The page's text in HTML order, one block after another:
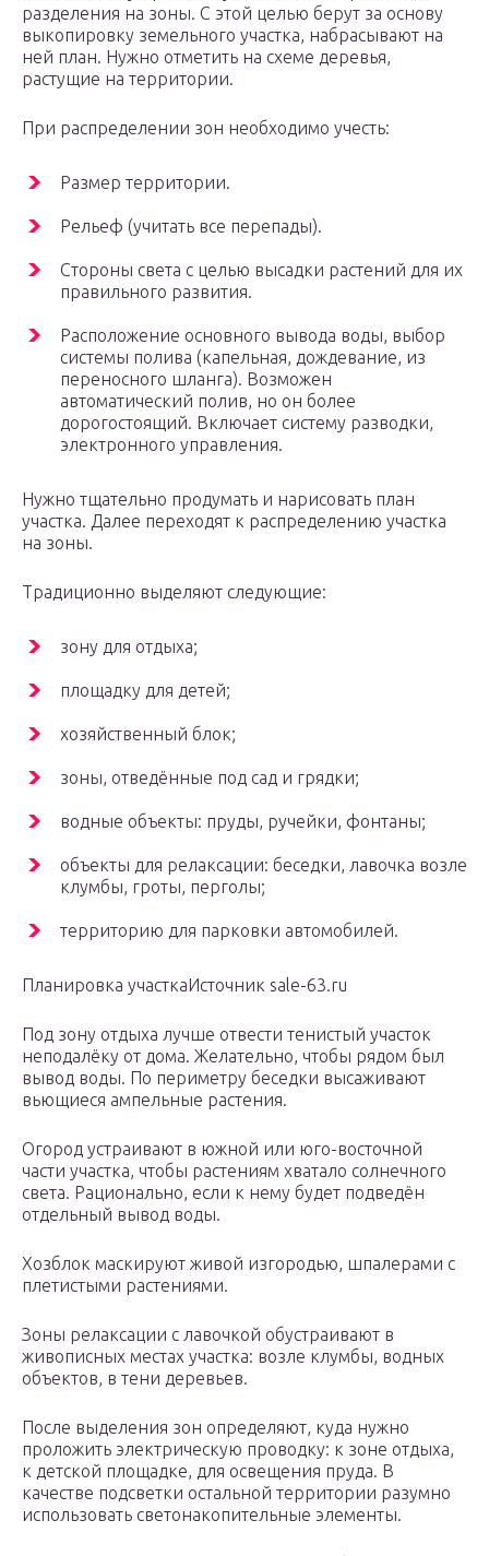
разделения на зоны. С этой целью берут за основу
выкопировку земельного участка, набрасывают на
ней план. Нужно отметить на схеме деревья,
растущие на территории.
При распределении зон необходимо учесть:
Размер территории.
Рельеф (учитать все перепады).
Стороны света с целью высадки растений для их
правильного развития.
Расположение основного вывода воды, выбор
системы полива (капельная, дождевание, из
переносного шланга). Возможен
автоматический полив, но он более
дорогостоящий. Включает систему разводки,
электронного управления.
Нужно тщательно продумать и нарисовать план
участка. Далее переходят к распределению участка
на зоны.
Традиционно выделяют следующие:
зону для отдыха;
площадку для детей;
хозяйственный блок;
зоны, отведённые под сад и грядки;
водные объекты: пруды, ручейки, фонтаны;
объекты для релаксации: беседки, лавочка возле
клумбы, гроты, перголы;
территорию для парковки автомобилей.
Планировка участкаИсточник sale-63.ru
Под зону отдыха лучше отвести тенистый участок
неподалёку от дома. Желательно, чтобы рядом был
вывод воды. По периметру беседки высаживают
вьющиеся ампельные растения.
Огород устраивают в южной или юго-восточной
части участка, чтобы растениям хватало солнечного
света. Рационально, если к нему будет подведён
отдельный вывод воды.
Хозблок маскируют живой изгородью, шпалерами с
плетистыми растениями.
Зоны релаксации с лавочкой обустраивают в
живописных местах участка: возле клумбы, водных
объектов, в тени деревьев.
После выделения зон определяют, куда нужно
проложить электрическую проводку: к зоне отдыха,
к детской площадке, для освещения пруда. В
качестве подсветки остальной территории разумно
использовать светонакопительные элементы.